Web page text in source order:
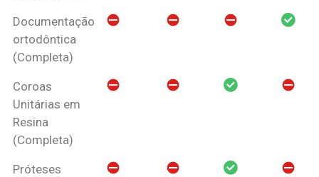
Documentação
ortodôntica
(Completa)
Coroas
Unitárias em
Resina
(Completa)
Próteses